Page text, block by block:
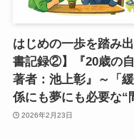
はじめの一歩を踏み
書記録②】『20歳の
著者：池上彰』～「
係にも夢にも必要な“
2026年2月23日